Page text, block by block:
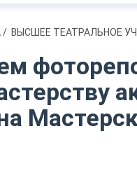
/ ВЫСШЕЕ ТЕАТРАЛЬНОЕ